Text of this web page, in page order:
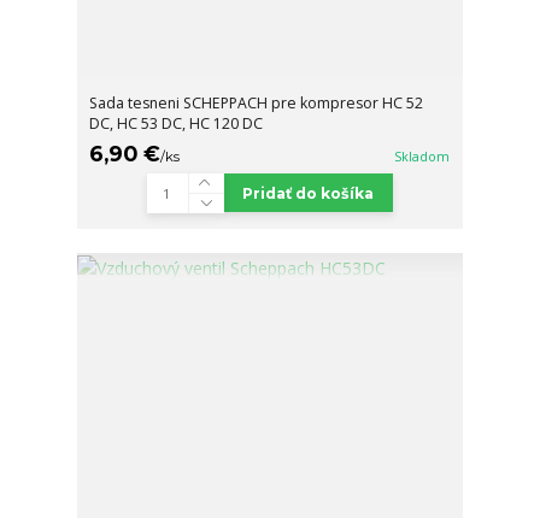
Sada tesneni SCHEPPACH pre kompresor HC 52
DC, HC 53 DC, HC 120 DC
6,90 €/ks Skladom
Pridať do košíka